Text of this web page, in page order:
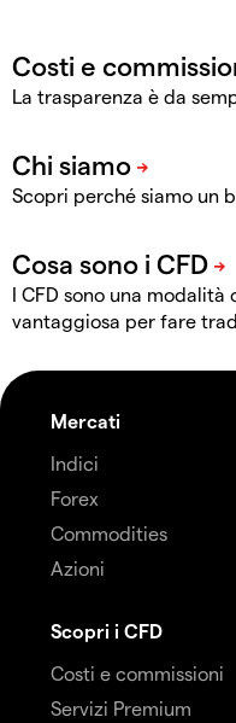
La trasparenza è da
Scopri perché siamo un
I CFD sono una
vantaggiosa per fare
Mercati
Indici
Forex
Commodities
Azioni
Scopri i CFD
Costi e commissioni
Servizi Premium